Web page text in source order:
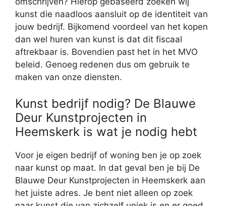
kunst die naadloos aansluit op de identiteit van
jouw bedrijf. Bijkomend voordeel van het kopen
dan wel huren van kunst is dat dit fiscaal
aftrekbaar is. Bovendien past het in het MVO
beleid. Genoeg redenen dus om gebruik te
maken van onze diensten.
Kunst bedrijf nodig? De Blauwe
Deur Kunstprojecten in
Heemskerk is wat je nodig hebt
Voor je eigen bedrijf of woning ben je op zoek
naar kunst op maat. In dat geval ben je bij De
Blauwe Deur Kunstprojecten in Heemskerk aan
het juiste adres. Je bent niet alleen op zoek